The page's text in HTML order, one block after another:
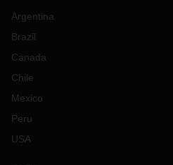
Argentina
Brazil
Canada
Chile
Mexico
Peru
USA